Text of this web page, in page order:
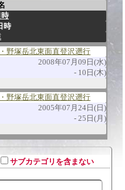
時
時
野塚岳北東面直登沢遡行
2008年07月09日(水)
10日(木)
野塚岳北東面直登沢遡行
2005年07月24日(日)
25日(月)
サブカテゴリを含まない